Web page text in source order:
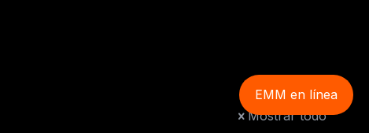
EMM en línea
Mostrar todo